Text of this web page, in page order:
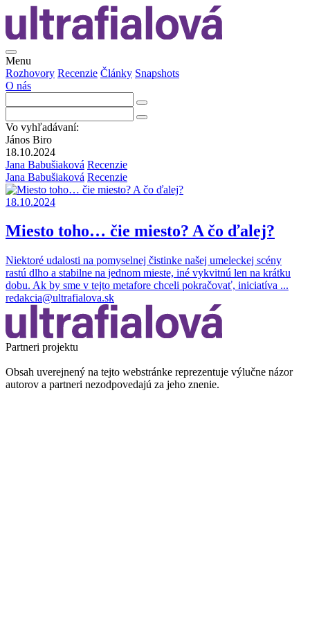
Menu
Rozhovory Recenzie Články Snapshots
O nás
Vo vyhľadávaní:
János Biro
18.10.2024
Jana Babušiaková Recenzie
Jana Babušiaková Recenzie
18.10.2024
Miesto toho… čie miesto? A čo ďalej?
Niektoré udalosti na pomyselnej čistinke našej umeleckej scény
rastú dlho a stabilne na jednom mieste, iné vykvitnú len na krátku
dobu. Ak by sme v tejto metafore chceli pokračovať, iniciatíva ...
redakcia@ultrafialova.sk
Partneri projektu
Obsah uverejnený na tejto webstránke reprezentuje výlučne názor
autorov a partneri nezodpovedajú za jeho znenie.